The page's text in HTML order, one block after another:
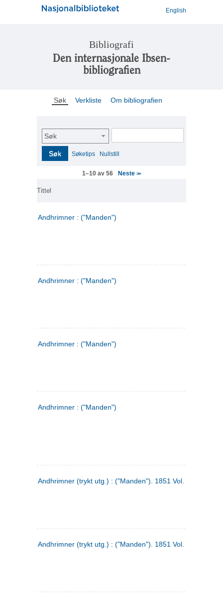
English
Bibliografi
Den internasjonale Ibsen-
bibliografien
Søk Verkliste Om bibliografien
Søk
Søk Søketips Nullstill
1–10 av 56 Neste>>
Tittel
Andhrimner : ("Manden")
Andhrimner : ("Manden")
Andhrimner : ("Manden")
Andhrimner : ("Manden")
Andhrimner (trykt utg.) : ("Manden"). 1851 Vol. 2 Nr. 1
Andhrimner (trykt utg.) : ("Manden"). 1851 Vol. 1 Nr. 10